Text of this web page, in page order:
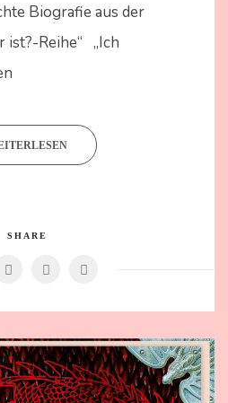
Biografie aus der
ist?-Reihe“ „Ich
SHARE